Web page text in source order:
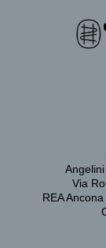
Via
REA